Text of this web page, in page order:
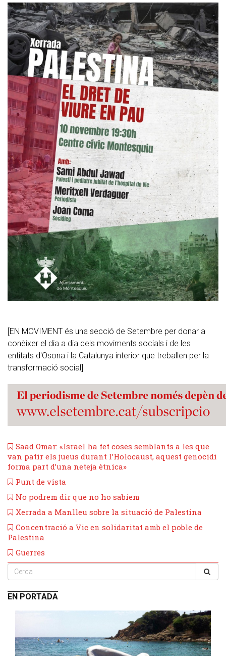
[EN MOVIMENT és una secció de Setembre per donar a
conèixer el dia a dia dels moviments socials i de les
entitats d'Osona i la Catalunya interior que treballen per la
transformació social]
Saad Omar: «Israel ha fet coses semblants a les que
van patir els jueus durant l’Holocaust, aquest genocidi
forma part d’una neteja ètnica»
Punt de vista
No podrem dir que no ho sabíem
Xerrada a Manlleu sobre la situació de Palestina
Concentració a Vic en solidaritat amb el poble de
Palestina
Guerres
EN PORTADA